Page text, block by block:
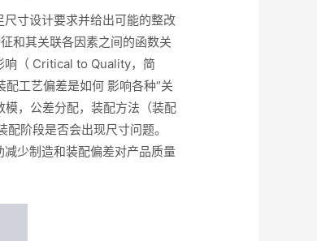
寸设计要求并给出可能的整改
和其关联各因素之间的函数关
响（ Critical to Quality，简
工艺偏差是如何 影响各种“关
，公差分配，装配方法（装配
阶段是否会出现尺寸问题。
少制造和装配偏差对产品质量